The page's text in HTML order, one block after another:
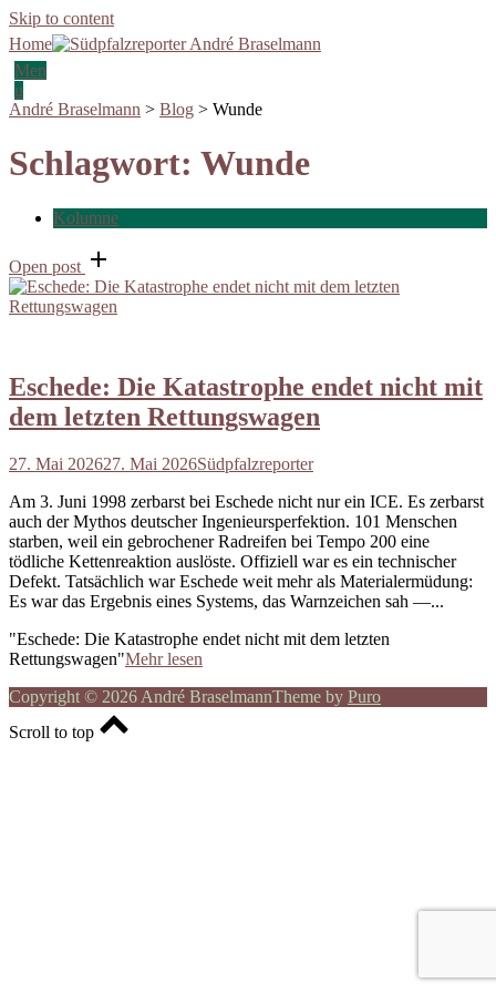
Skip to content
Home
Men
u
André Braselmann > Blog > Wunde
Schlagwort: Wunde
Kolumne
Open post
Eschede: Die Katastrophe endet nicht mit
dem letzten Rettungswagen
27. Mai 202627. Mai 2026Südpfalzreporter
Am 3. Juni 1998 zerbarst bei Eschede nicht nur ein ICE. Es zerbarst
auch der Mythos deutscher Ingenieursperfektion. 101 Menschen
starben, weil ein gebrochener Radreifen bei Tempo 200 eine
tödliche Kettenreaktion auslöste. Offiziell war es ein technischer
Defekt. Tatsächlich war Eschede weit mehr als Materialermüdung:
Es war das Ergebnis eines Systems, das Warnzeichen sah —...
"Eschede: Die Katastrophe endet nicht mit dem letzten
Rettungswagen"Mehr lesen
Copyright © 2026 André BraselmannTheme by Puro
Scroll to top